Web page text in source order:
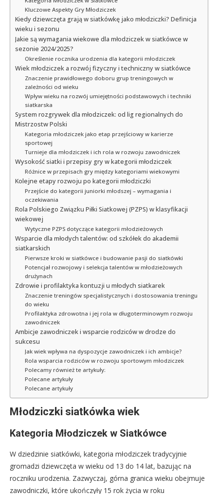
Kluczowe Aspekty Gry Młodziczek
Kiedy dziewczęta grają w siatkówkę jako młodziczki? Definicja
wieku i sezonu
Jakie są wymagania wiekowe dla młodziczek w siatkówce w
sezonie 2024/2025?
Określenie rocznika urodzenia dla kategorii młodziczek
Wiek młodziczek a rozwój fizyczny i techniczny w siatkówce
Znaczenie prawidłowego doboru grup treningowych w
zależności od wieku
Wpływ wieku na rozwój umiejętności podstawowych i techniki
siatkarska
System rozgrywek dla młodziczek: od lig regionalnych do
Mistrzostw Polski
Kategoria młodziczek jako etap przejściowy w karierze
sportowej
Turnieje dla młodziczek i ich rola w rozwoju zawodniczek
Wysokość siatki i przepisy gry w kategorii młodziczek
Różnice w przepisach gry między kategoriami wiekowymi
Kolejne etapy rozwoju po kategorii młodziczki
Przejście do kategorii juniorki młodszej – wymagania i
oczekiwania
Rola Polskiego Związku Piłki Siatkowej (PZPS) w klasyfikacji
wiekowej
Wytyczne PZPS dotyczące kategorii młodzieżowych
Wsparcie dla młodych talentów: od szkółek do akademii
siatkarskich
Pierwsze kroki w siatkówce i budowanie pasji do siatkówki
Potencjał rozwojowy i selekcja talentów w młodzieżowych
drużynach
Zdrowie i profilaktyka kontuzji u młodych siatkarek
Znaczenie treningów specjalistycznych i dostosowania treningu
do wieku
Profilaktyka zdrowotna i jej rola w długoterminowym rozwoju
zawodniczek
Ambicje zawodniczek i wsparcie rodziców w drodze do
sukcesu
Jak wiek wpływa na dyspozycje zawodniczek i ich ambicje?
Rola wsparcia rodziców w rozwoju sportowym młodziczek
Polecamy również te artykuły:
Polecane artykuły
Polecane artykuły
Młodziczki siatkówka wiek
Kategoria Młodziczek w Siatkówce
W dziedzinie siatkówki, kategoria młodziczek tradycyjnie
gromadzi dziewczęta w wieku od 13 do 14 lat, bazując na
roczniku urodzenia. Zazwyczaj, górna granica wieku obejmuje
zawodniczki, które ukończyły 15 rok życia w roku